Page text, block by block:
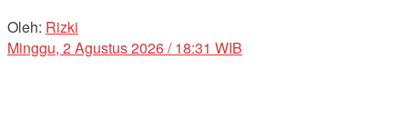
Oleh: Rizki
Minggu, 2 Agustus 2026 / 18:31 WIB